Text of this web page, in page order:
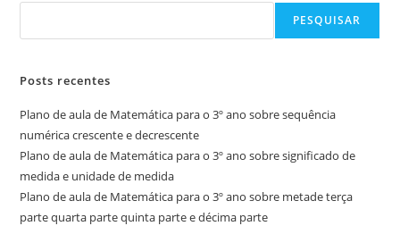
PESQUISAR
Posts recentes
Plano de aula de Matemática para o 3º ano sobre sequência
numérica crescente e decrescente
Plano de aula de Matemática para o 3º ano sobre significado de
medida e unidade de medida
Plano de aula de Matemática para o 3º ano sobre metade terça
parte quarta parte quinta parte e décima parte